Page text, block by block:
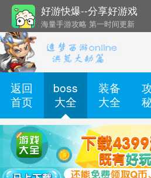
好游快爆--分享好游戏
海量手游攻略 第一时间更新
还有几十款实用辅助工具
返回
首页
boss
大全
装备
大全